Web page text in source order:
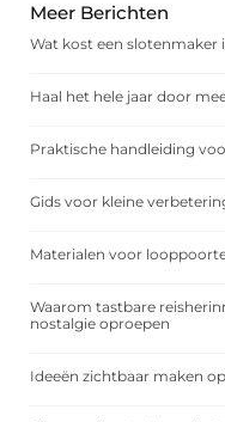
Meer Berichten
Wat kost een slotenmaker
Haal het hele jaar door
Praktische handleiding
Gids voor kleine
Materialen voor
Waarom tastbare
nostalgie oproepen
Ideeën zichtbaar maken